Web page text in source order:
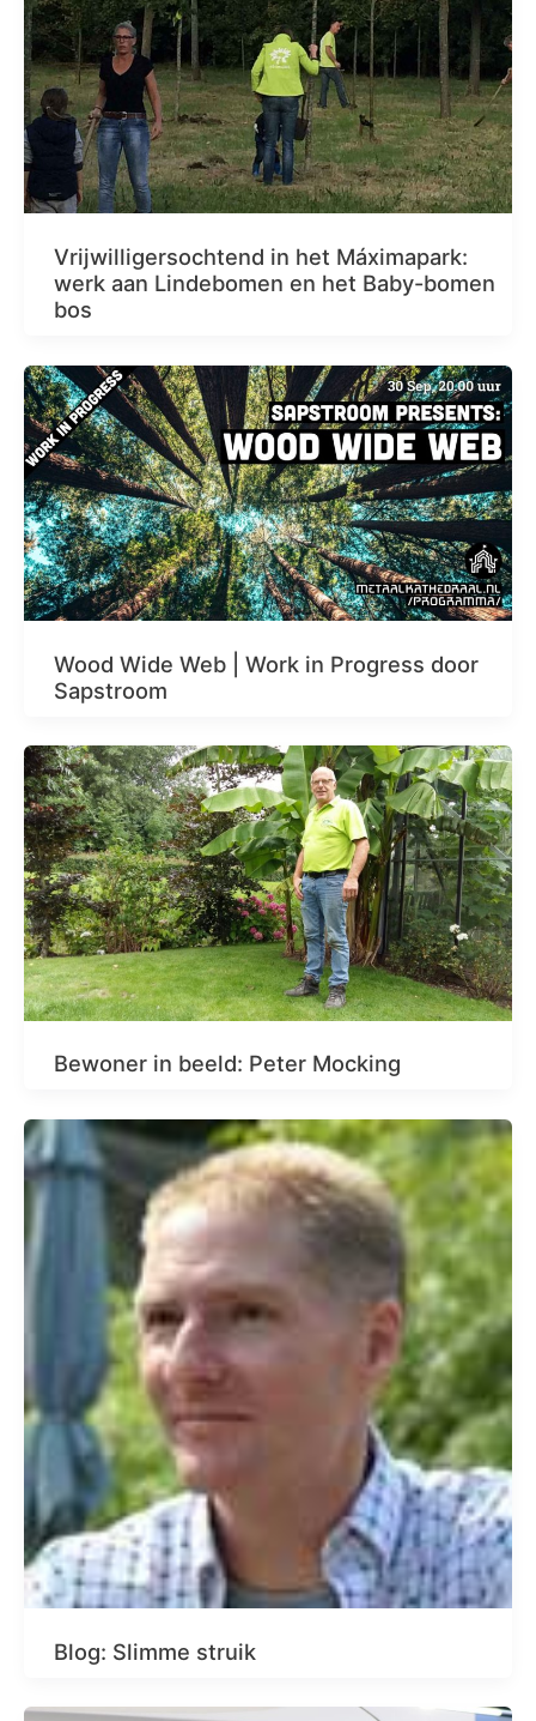
Vrijwilligersochtend in het Máximapark:
werk aan Lindebomen en het Baby-bomen
bos
Wood Wide Web | Work in Progress door
Sapstroom
Bewoner in beeld: Peter Mocking
Blog: Slimme struik